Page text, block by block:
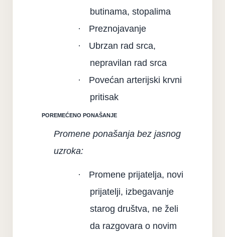
butinama, stopalima
·
Preznojavanje
·
Ubrzan rad srca,
nepravilan rad srca
·
Povećan arterijski krvni
pritisak
POREMEĆENO PONAŠANJE
Promene ponašanja bez jasnog
uzroka:
·
Promene prijatelja, novi
prijatelji, izbegavanje
starog društva, ne želi
da razgovara o novim